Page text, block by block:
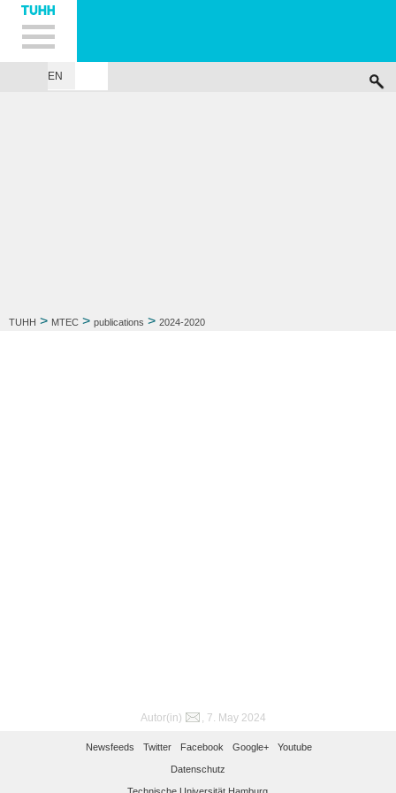
Hauptnavigation
Unternavigation
Inhalt
Suche
EN
TUHH > MTEC > publications > 2024-2020
Autor(in) , 7. May 2024
Newsfeeds Twitter Facebook Google+ Youtube
Datenschutz